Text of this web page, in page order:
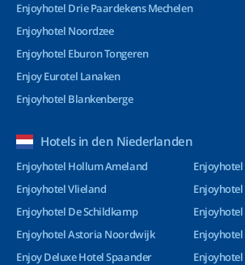
Enjoyhotel Drie Paardekens Mechelen
Enjoyhotel Noordzee
Enjoyhotel Eburon Tongeren
Enjoy Eurotel Lanaken
Enjoyhotel Blankenberge
Hotels in den Niederlanden
Enjoyhotel Hollum Ameland
Enjoyhotel Vlieland
Enjoyhotel De Schildkamp
Enjoyhotel Astoria Noordwijk
Enjoy Deluxe Hotel Spaander
Enjoyhotel
Enjoyhotel
Enjoyhotel